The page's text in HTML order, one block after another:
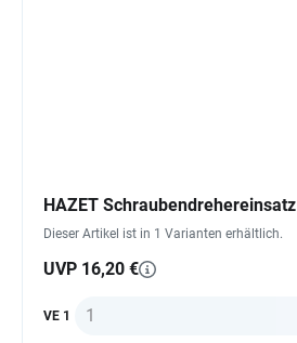
HAZET Schraubendrehereinsatz
Dieser Artikel ist in 1 Varianten erhältlich.
UVP 16,20 €
VE 1 Anzahl